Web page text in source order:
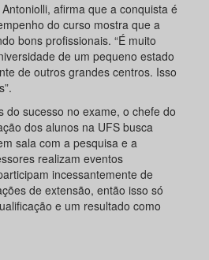
afirma que a conquista é
do curso mostra que a
bons profissionais. “É muito
de um pequeno estado
de outros grandes centros. Isso
do sucesso no exame, o chefe do
dos alunos na UFS busca
sala com a pesquisa e a
realizam eventos
incessantemente de
de extensão, então isso só
e um resultado como